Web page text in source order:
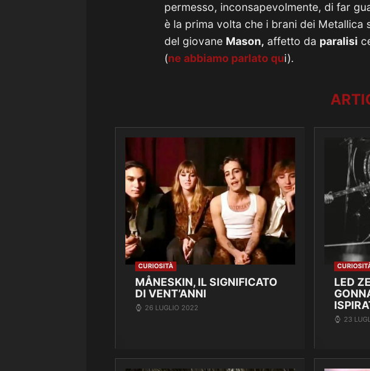
permesso, inconsapevolmente, di far
è la prima volta che i brani dei
del giovane Mason, affetto da paralisi
(ne abbiamo parlato qui).
CURIOSITÀ
MÅNESKIN, IL SIGNIFICATO
DI VENT’ANNI
26 LUGLIO 2022
LED
23